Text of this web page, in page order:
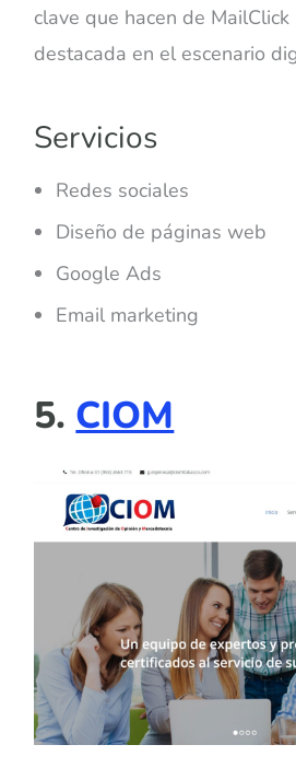
clave que hacen de MailClick
destacada en el escenario
Servicios
Redes sociales
Diseño de páginas web
Google Ads
Email marketing
5.CIOM